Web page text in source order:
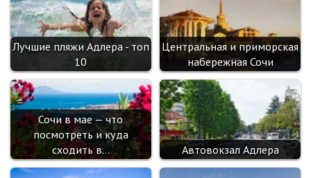
Лучшие пляжи Адлера - топ
10
Центральная и приморская
набережная Сочи
Сочи в мае — что
посмотреть и куда
сходить в…
Автовокзал Адлера